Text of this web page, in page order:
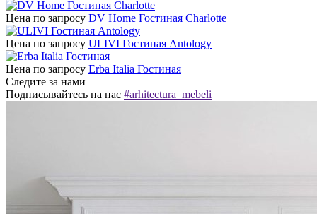
Цена по запросу DV Home Гостиная Charlotte
Цена по запросу ULIVI Гостиная Antology
Цена по запросу Erba Italia Гостиная
Следите за нами
Подписывайтесь на нас #arhitectura_mebeli